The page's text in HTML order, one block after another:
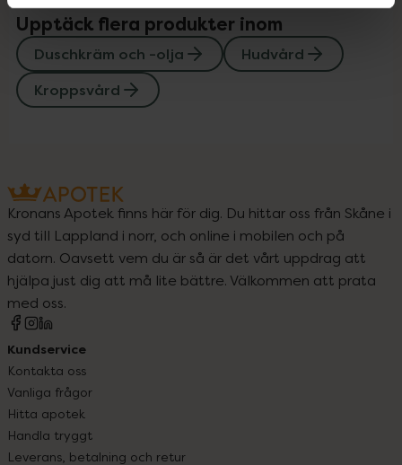
Upptäck flera produkter inom
Duschkräm och -olja
Hudvård
Kroppsvård
Kronans Apotek finns här för dig. Du hittar oss från Skåne i
syd till Lappland i norr, och online i mobilen och på
datorn. Oavsett vem du är så är det vårt uppdrag att
hjälpa just dig att må lite bättre. Välkommen att prata
med oss.
Kundservice
Kontakta oss
Vanliga frågor
Hitta apotek
Handla tryggt
Leverans, betalning och retur